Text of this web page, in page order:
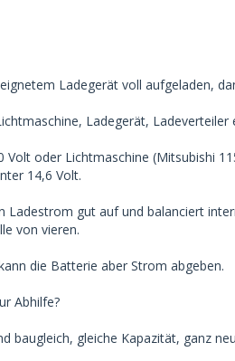
Ladegerät voll aufgeladen,
Ladegerät, Ladeverteiler
Volt oder Lichtmaschine (Mitsubishi
14,6 Volt.
Ladestrom gut auf und balanciert
von vieren.
die Batterie aber Strom abgeben.
Abhilfe?
baugleich, gleiche Kapazität, ganz